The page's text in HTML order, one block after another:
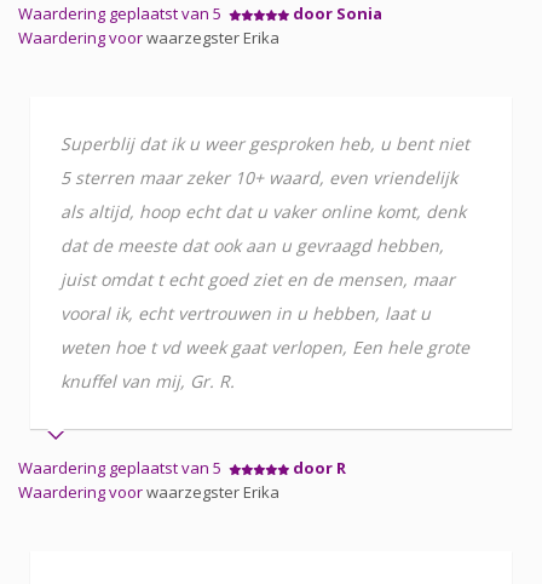
Waardering geplaatst van 5
door Sonia
Waardering voorwaarzegster Erika
Superblij dat ik u weer gesproken heb, u bent niet
5 sterren maar zeker 10+ waard, even vriendelijk
als altijd, hoop echt dat u vaker online komt, denk
dat de meeste dat ook aan u gevraagd hebben,
juist omdat t echt goed ziet en de mensen, maar
vooral ik, echt vertrouwen in u hebben, laat u
weten hoe t vd week gaat verlopen, Een hele grote
knuffel van mij, Gr. R.
Waardering geplaatst van 5
door R
Waardering voorwaarzegster Erika